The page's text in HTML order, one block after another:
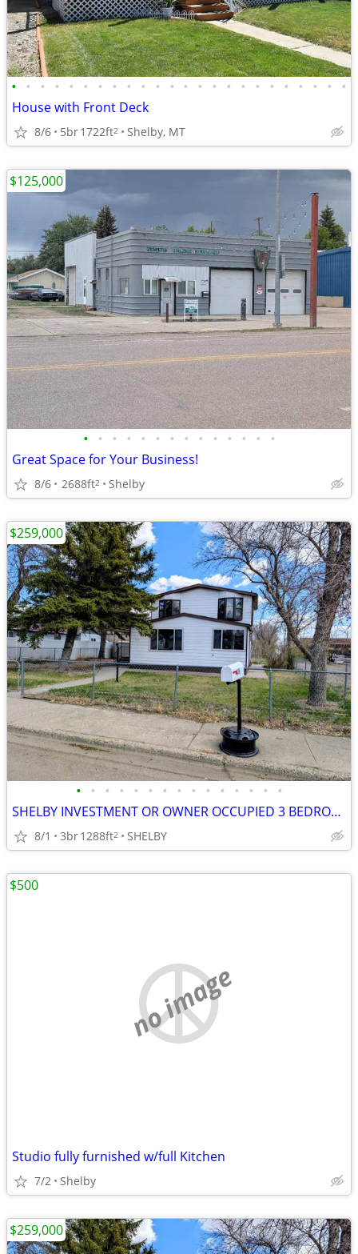
• • • • • • • • • • • • • • • • • • • • • • • •
House with Front Deck
8/6 5br1722ft2 Shelby, MT
• • • • • • • • • • • • • •
Great Space for Your Business!
8/6 2688ft2 Shelby
$125,000
• • • • • • • • • • • • • • •
SHELBY INVESTMENT OR OWNER OCCUPIED 3 BEDROOM
8/1 3br1288ft2 SHELBY
$259,000
no image
Studio fully furnished w/full Kitchen
7/2 Shelby
$500
$259,000